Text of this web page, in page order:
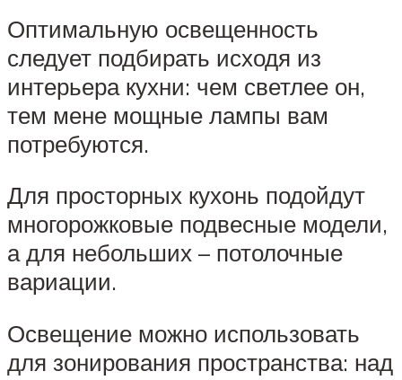
Оптимальную освещенность
следует подбирать исходя из
интерьера кухни: чем светлее он,
тем мене мощные лампы вам
потребуются.
Для просторных кухонь подойдут
многорожковые подвесные модели,
а для небольших – потолочные
вариации.
Освещение можно использовать
для зонирования пространства: над